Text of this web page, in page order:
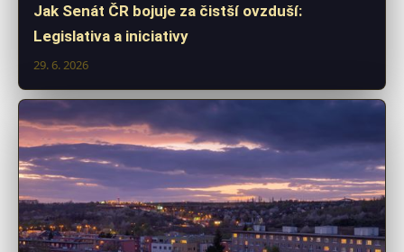
Jak Senát ČR bojuje za čistší ovzduší:
Legislativa a iniciativy
29. 6. 2026